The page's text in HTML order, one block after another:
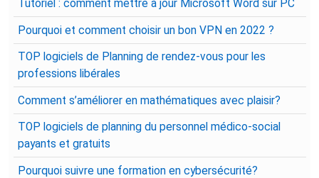
Tutoriel : comment mettre à jour Microsoft Word sur PC
Pourquoi et comment choisir un bon VPN en 2022 ?
TOP logiciels de Planning de rendez-vous pour les
professions libérales
Comment s’améliorer en mathématiques avec plaisir?
TOP logiciels de planning du personnel médico-social
payants et gratuits
Pourquoi suivre une formation en cybersécurité?